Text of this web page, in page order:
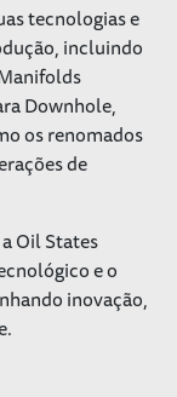
tecnologias e
incluindo
Downhole,
os renomados
de
Oil States
e o
inovação,